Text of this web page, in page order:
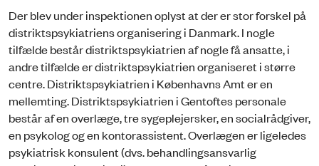
Der blev under inspektionen oplyst at der er stor forskel på
distriktspsykiatriens organisering i Danmark. I nogle
tilfælde består distriktspsykiatrien af nogle få ansatte, i
andre tilfælde er distriktspsykiatrien organiseret i større
centre. Distriktspsykiatrien i Københavns Amt er en
mellemting. Distriktspsykiatrien i Gentoftes personale
består af en overlæge, tre sygeplejersker, en socialrådgiver,
en psykolog og en kontorassistent. Overlægen er ligeledes
psykiatrisk konsulent (dvs. behandlingsansvarlig